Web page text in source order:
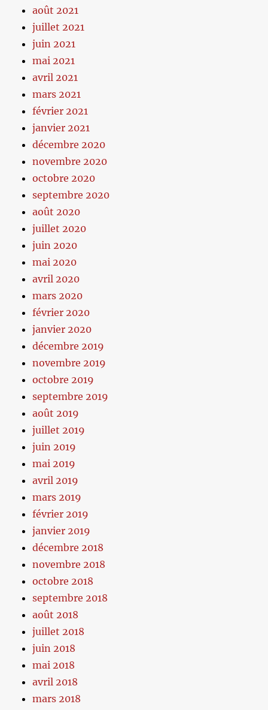
août 2021
juillet 2021
juin 2021
mai 2021
avril 2021
mars 2021
février 2021
janvier 2021
décembre 2020
novembre 2020
octobre 2020
septembre 2020
août 2020
juillet 2020
juin 2020
mai 2020
avril 2020
mars 2020
février 2020
janvier 2020
décembre 2019
novembre 2019
octobre 2019
septembre 2019
août 2019
juillet 2019
juin 2019
mai 2019
avril 2019
mars 2019
février 2019
janvier 2019
décembre 2018
novembre 2018
octobre 2018
septembre 2018
août 2018
juillet 2018
juin 2018
mai 2018
avril 2018
mars 2018